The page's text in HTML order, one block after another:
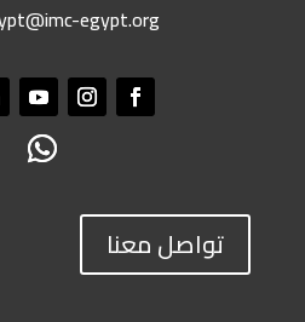
egypt.org
تواصل معنا